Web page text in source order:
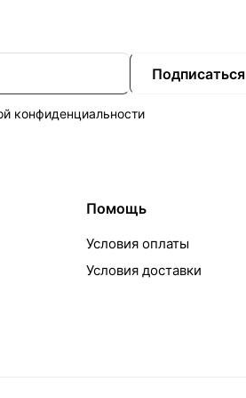
Подписаться
конфиденциальности
Помощь
Условия оплаты
Условия доставки